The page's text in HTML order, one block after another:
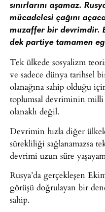
sınırlarını aşamaz.
mücadelesi çağını
muzaffer bir devrimdir.
dek partiye tamamen
Tek ülkede sosyalizm
ve sadece dünya tarihsel
olanağına sahip olduğu
toplumsal devriminin milli
olanaklı değil.
Devrimin hızla diğer
sürekliliği sağlanamazsa
devrimi uzun süre
Rusya’da gerçekleşen
görüşü doğrulayan bir
sahip.